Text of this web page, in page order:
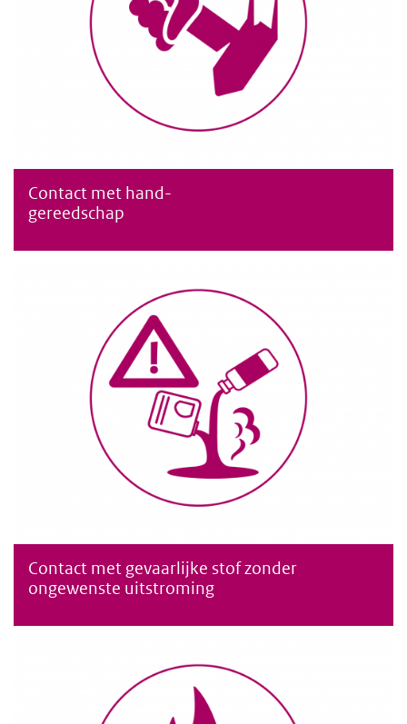
Contact met handgereedschap, door het slachtoffer zelf
Contact met hand-
gereedschap
Contact met een gevaarlijke stof zonder dat deze ongewenst is
Contact met gevaarlijke stof zonder
ongewenste uitstroming